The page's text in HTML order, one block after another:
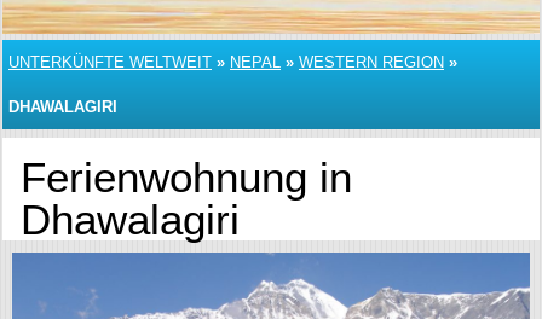
UNTERKÜNFTE WELTWEIT » NEPAL » WESTERN REGION »
DHAWALAGIRI
Ferienwohnung in
Dhawalagiri